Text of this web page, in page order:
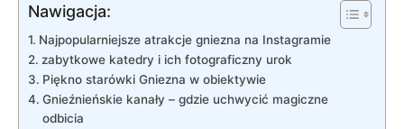
Nawigacja:
Najpopularniejsze atrakcje gniezna na Instagramie
zabytkowe katedry i ich fotograficzny urok
Piękno starówki Gniezna w obiektywie
Gnieźnieńskie kanały – gdzie uchwycić magiczne
odbicia